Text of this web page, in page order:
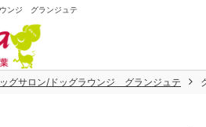
ンジ グランジュテ
ッグサロン/ドッグラウンジ グランジュテ